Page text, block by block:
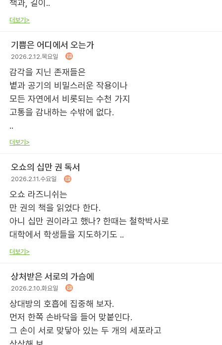
책과, 길이..
더보기>
기쁨은 어디에서 오는가
2026.2.12.목요일
감각을 지닌 존재들은
볕과 공기의 비밀스러운 작용이나
모든 자연에서 비롯되는 수천 가지
고통을 감내하는 수밖에 없다.
..
더보기>
오쇼의 십만 권 독서
2026.2.11.수요일
오쇼 라즈니쉬는
만 권의 책을 읽었다 한다.
아니 십만 권이라고 했나? 한때는 철학박사로
대학에서 학생들을 지도하기도 ..
더보기>
상처받은 서로의 가슴에
2026.2.10.화요일
상대방의 호흡에 집중해 보자.
먼저 한쪽 손바닥을 들어 맞붙인다.
그 손이 서로 맞닿아 있는 두 개의 세포라고